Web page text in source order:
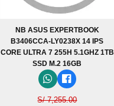
NB ASUS EXPERTBOOK
B3406CCA-LY0238X 14 IPS
CORE ULTRA 7 255H 5.1GHZ 1TB
SSD M.2 16GB
S/ 7,255.00